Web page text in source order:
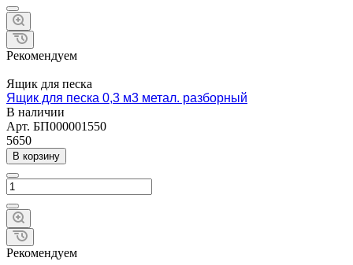
Рекомендуем
Ящик для песка
Ящик для песка 0,3 м3 метал. разборный
В наличии
Арт. БП000001550
5650
В корзину
Рекомендуем